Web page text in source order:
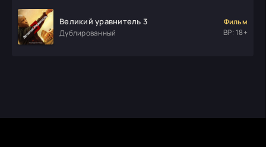
Великий уравнитель 3
Дублированный
Фильм
ВР: 18+